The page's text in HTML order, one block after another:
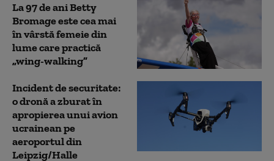
La 97 de ani Betty
Bromage este cea mai
în vârstă femeie din
lume care practică
„wing-walking”
Incident de securitate:
o dronă a zburat în
apropierea unui avion
ucrainean pe
aeroportul din
Leipzig/Halle